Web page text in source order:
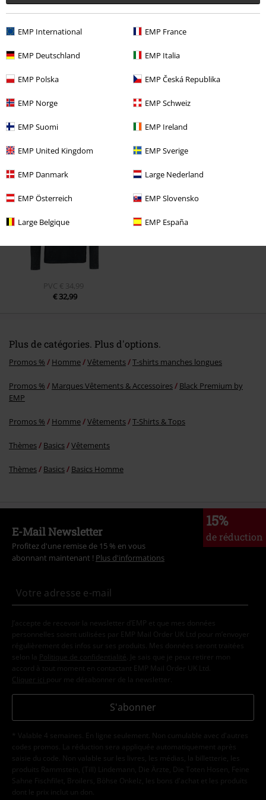
EMP International EMP France
EMP Deutschland EMP Italia
EMP Polska EMP Česká Republika
EMP Norge EMP Schweiz
EMP Suomi EMP Ireland
EMP United Kingdom EMP Sverige
EMP Danmark Large Nederland
EMP Österreich EMP Slovensko
Large Belgique EMP España
Manches Longues".
Rédiger un commentaire
PVC € 34,99
€ 32,99
Plus de catégories. Plus d'options.
Promos % Homme Vêtements T-shirts manches longues
Promos % Marques Vêtements & Accessoires
Black Premium by
EMP
Promos % Homme Vêtements T-Shirts & Tops
Thèmes Basics Vêtements
Thèmes Basics Basics Homme
15%
de réduction
E-Mail Newsletter
Profitez d'une remise de 15 % en vous
abonnant maintenant ! Plus d'informations
J’accepte de recevoir la newsletter d’EMP et que mes données
personnelles soient utilisées par EMP Mail Order UK Ltd pour m’envoyer
régulièrement des infos sur ses produits. Mes données seront traitées
selon la
Politique de confidentialité . Je sais que je peux retirer mon
accord à tout moment en contactant EMP Mail Order UK Ltd.
Cliquer ici pour me désabonner de la newsletter.
S'abonner
* Valable 4 semaines. En ligne seulement. Non cumulable avec d'autres
codes promos. La réduction sera appliquée automatiquement après
saisie du code. Non valable sur les livres, les médias, la billetterie, les
produits Rammstein, (Till) Lindemann, Die Ärzte, Die Toten Hosen, Feine
Sahne Fischfilet, Broilers, Böhse Onkelz, les bons d'achat et les produits
dont le prix inclut un don.